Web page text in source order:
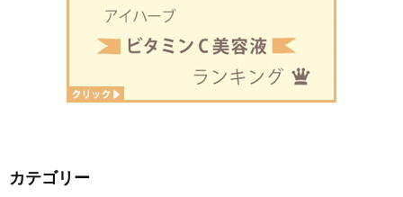
カテゴリー